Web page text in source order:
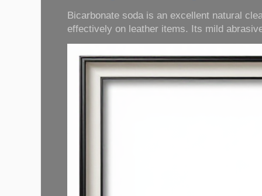
Bicarbonate soda is an excellent natural
effectively on leather items. Its mild